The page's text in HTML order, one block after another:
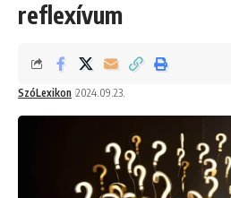
reflexívum
SzóLexikon 2024.09.23.